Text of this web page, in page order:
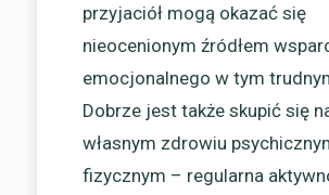
przyjaciół mogą okazać się
nieocenionym źródłem
emocjonalnego w tym
Dobrze jest także skupić się
własnym zdrowiu
fizycznym – regularna